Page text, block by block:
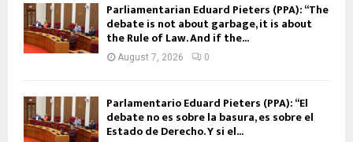
Parliamentarian Eduard Pieters (PPA): “The
debate is not about garbage, it is about
the Rule of Law. And if the...
August 7, 2026 0
Parlamentario Eduard Pieters (PPA): “El
debate no es sobre la basura, es sobre el
Estado de Derecho. Y si el...